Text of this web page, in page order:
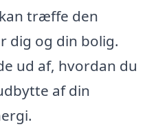
træffe den
dig og din bolig.
ud af, hvordan du
af din